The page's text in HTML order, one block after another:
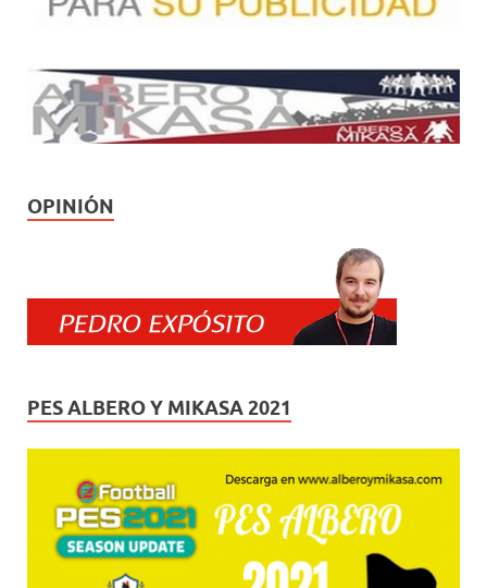
OPINIÓN
PES ALBERO Y MIKASA 2021